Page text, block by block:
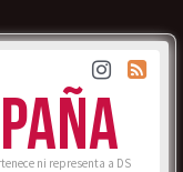
ni representa a DS